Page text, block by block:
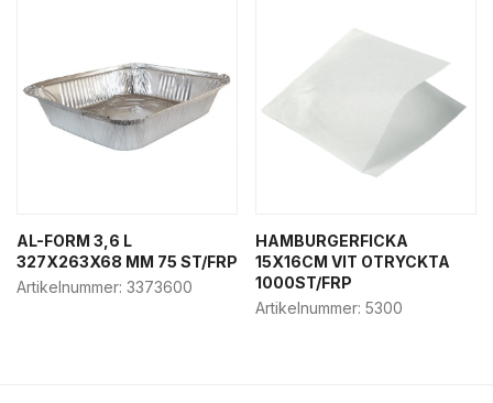
AL-FORM 3,6 L
327X263X68 MM 75 ST/FRP
Artikelnummer: 3373600
HAMBURGERFICKA
15X16CM VIT OTRYCKTA
1000ST/FRP
Artikelnummer: 5300